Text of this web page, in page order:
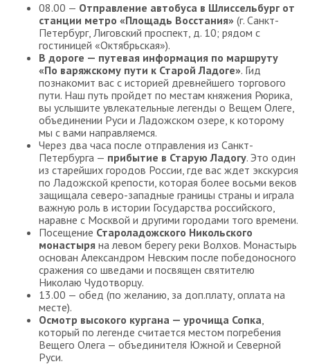
08.00 — Отправление автобуса в Шлиссельбург от
станции метро «Площадь Восстания» (г. Санкт-
Петербург, Лиговский проспект, д. 10; рядом с
гостиницей «Октябрьская»).
В дороге — путевая информация по маршруту
«По варяжскому пути к Старой Ладоге». Гид
познакомит вас с историей древнейшего торгового
пути. Наш путь пройдет по местам княжения Рюрика,
вы услышите увлекательные легенды о Вещем Олеге,
объединении Руси и Ладожском озере, к которому
мы с вами направляемся.
Через два часа после отправления из Санкт-
Петербурга — прибытие в Старую Ладогу. Это один
из старейших городов России, где вас ждет экскурсия
по Ладожской крепости, которая более восьми веков
защищала северо-западные границы страны и играла
важную роль в истории Государства российского,
наравне с Москвой и другими городами того времени.
Посещение Староладожского Никольского
монастыря на левом берегу реки Волхов. Монастырь
основан Александром Невским после победоносного
сражения со шведами и посвящен святителю
Николаю Чудотворцу.
13.00 — обед (по желанию, за доп.плату, оплата на
месте).
Осмотр высокого кургана — урочища Сопка,
который по легенде считается местом погребения
Вещего Олега — объединителя Южной и Северной
Руси.